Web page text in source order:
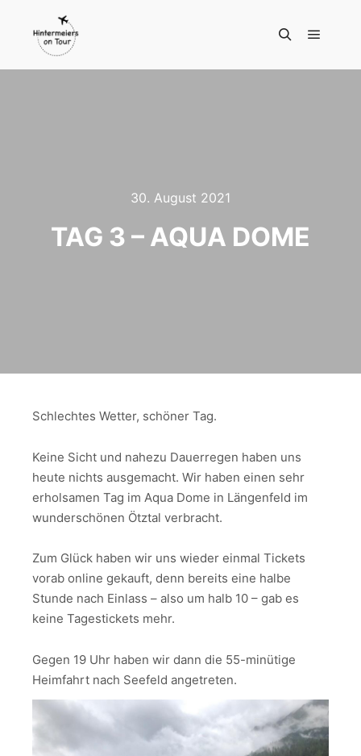
30. August 2021
TAG 3 – AQUA DOME
Schlechtes Wetter, schöner Tag.
Keine Sicht und nahezu Dauerregen haben uns
heute nichts ausgemacht. Wir haben einen sehr
erholsamen Tag im Aqua Dome in Längenfeld im
wunderschönen Ötztal verbracht.
Zum Glück haben wir uns wieder einmal Tickets
vorab online gekauft, denn bereits eine halbe
Stunde nach Einlass – also um halb 10 – gab es
keine Tagestickets mehr.
Gegen 19 Uhr haben wir dann die 55-minütige
Heimfahrt nach Seefeld angetreten.